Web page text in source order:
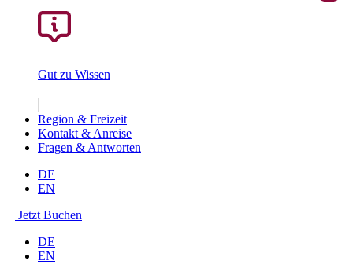
Gut zu Wissen
Region & Freizeit
Kontakt & Anreise
Fragen & Antworten
DE
EN
Jetzt Buchen
DE
EN